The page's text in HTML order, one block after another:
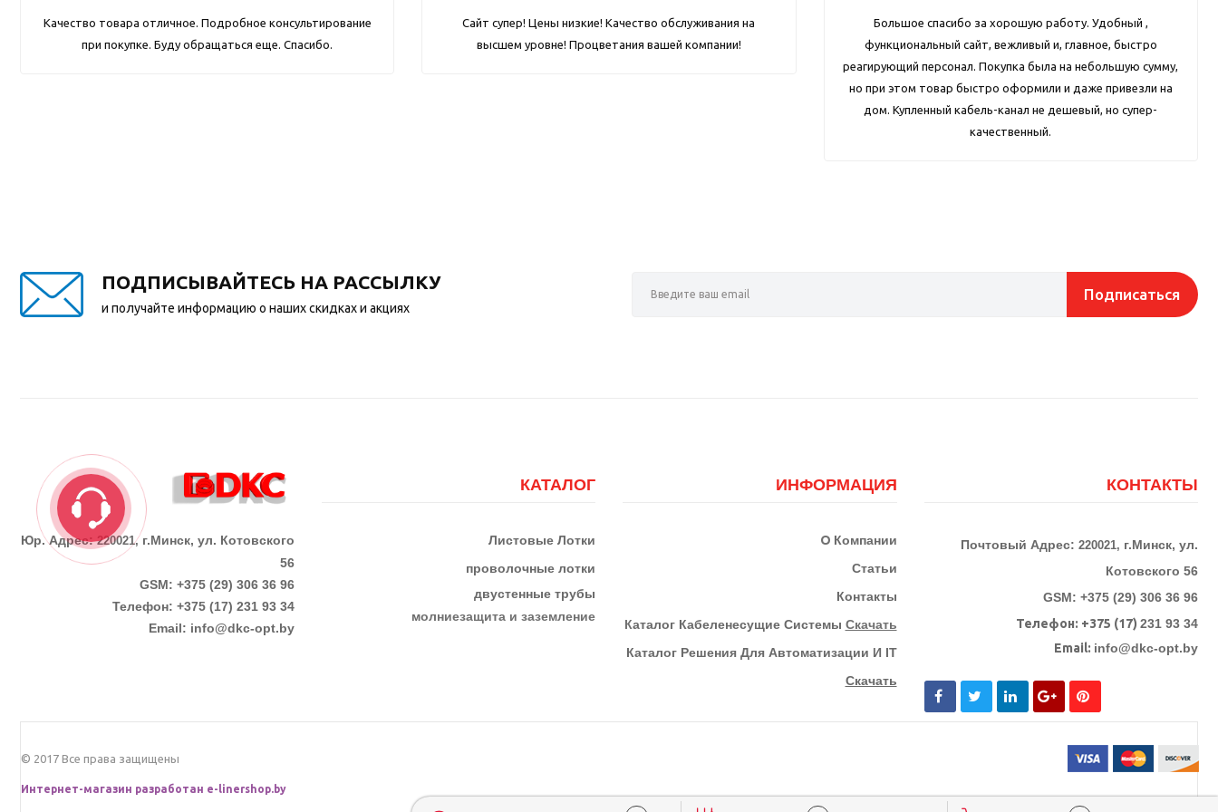
Качество товара отличное. Подробное консультирование
при покупке. Буду обращаться еще. Спасибо.
Сайт супер! Цены низкие! Качество обслуживания на
высшем уровне! Процветания вашей компании!
Большое спасибо за хорошую работу. Удобный ,
функциональный сайт, вежливый и, главное, быстро
реагирующий персонал. Покупка была на небольшую сумму,
но при этом товар быстро оформили и даже привезли на
дом. Купленный кабель-канал не дешевый, но супер-
качественный.
ПОДПИСЫВАЙТЕСЬ НА РАССЫЛКУ
и получайте информацию о наших скидках и акциях
Подписаться
Юр. Адрес:220021, г.Минск, ул. Котовского
56
GSM: +375 (29) 306 36 96
Телефон: +375 (17) 231 93 34
Email: info@dkc-opt.by
КАТАЛОГ
Листовые Лотки
проволочные лотки
двустенные трубы
молниезащита и заземление
ИНФОРМАЦИЯ
О Компании
Статьи
Контакты
КАталог Кабеленесущие Системы Скачать
Каталог Решения Для Автоматизации И IT
Скачать
КОНТАКТЫ
Почтовый Адрес: 220021, г.Минск, ул.
Котовского 56
GSM: +375 (29) 306 36 96
Телефон: +375 (17) 231 93 34
Email: info@dkc-opt.by
© 2017 Все права защищены
Интернет-магазин разработан e-linershop.by